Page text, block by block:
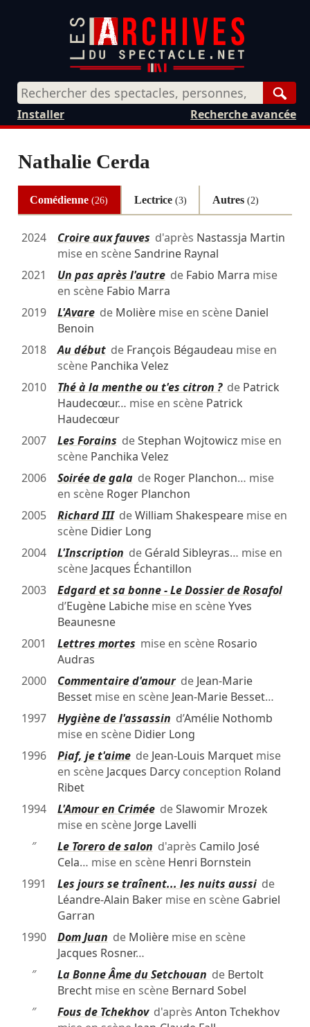
Recherche avancée
Installer
Nathalie Cerda
Comédienne(26) Lectrice (3) Autres(2)
2024 Croire aux fauves d'après Nastassja Martin
mise en scèneSandrine Raynal
2021
Un pas après l'autrede Fabio Marra mise
en scène Fabio Marra
2019
L'Avarede Molièremise en scène Daniel
Benoin
2018
Au débutde François Bégaudeau mise en
scène Panchika Velez
2010
Thé à la menthe ou t'es citron ?de Patrick
Haudecœur… mise en scène Patrick
Haudecœur
2007
Les Forains deStephan Wojtowicz mise en
scène Panchika Velez
2006
Soirée de galade Roger Planchon… mise
en scène Roger Planchon
2005
Richard IIIdeWilliam Shakespearemise en
scène Didier Long
2004
L'Inscription de Gérald Sibleyras… mise en
scène Jacques Échantillon
2003
Edgard et sa bonne - Le Dossier de Rosafol
d’Eugène Labichemise en scèneYves
Beaunesne
2001
Lettres mortes mise en scène Rosario
Audras
2000
Commentaire d'amourde Jean-Marie
Bessetmise en scène Jean-Marie Besset…
1997
Hygiène de l'assassin d’Amélie Nothomb
mise en scène Didier Long
1996
Piaf, je t'aimede Jean-Louis Marquetmise
en scène Jacques Darcyconception Roland
Ribet
1994
L'Amour en CriméedeSlawomir Mrozek
mise en scène Jorge Lavelli
″
Le Torero de salon d'après Camilo José
Cela… mise en scène Henri Bornstein
1991
Les jours se traînent... les nuits ausside
Léandre-Alain Bakermise en scène Gabriel
Garran
1990
Dom Juan de Molièremise en scène
Jacques Rosner…
″
La Bonne Âme du Setchouan de Bertolt
Brechtmise en scène Bernard Sobel
″
Fous de Tchekhovd'après Anton Tchekhov